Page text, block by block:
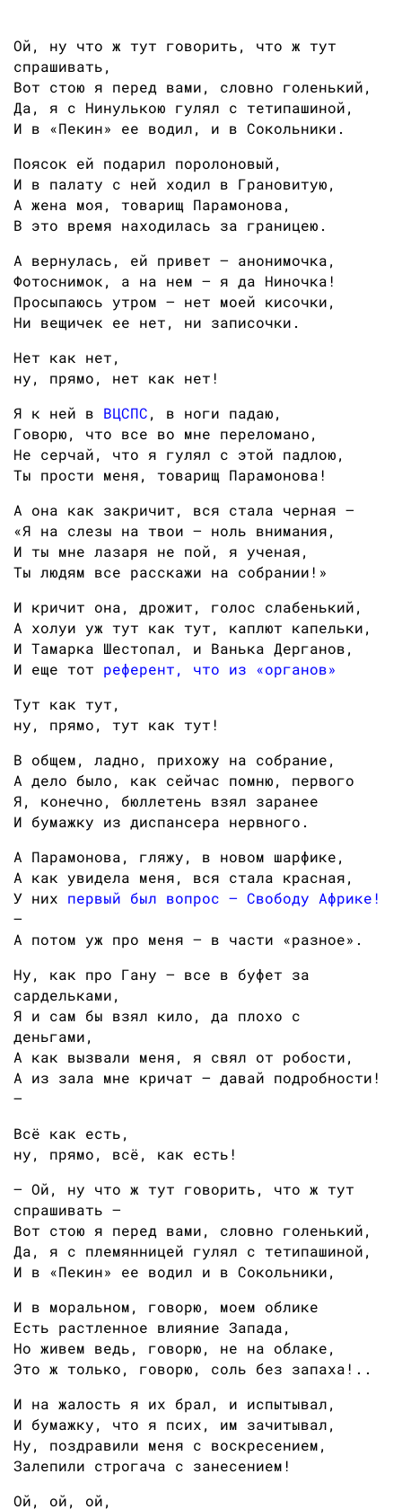
Ой, ну что ж тут говорить, что ж тут
спрашивать,
Вот стою я перед вами, словно голенький,
Да, я с Нинулькою гулял с тетипашиной,
И в «Пекин» ее водил, и в Сокольники.
Поясок ей подарил поролоновый,
И в палату с ней ходил в Грановитую,
А жена моя, товарищ Парамонова,
В это время находилась за границею.
А вернулась, ей привет — анонимочка,
Фотоснимок, а на нем — я да Ниночка!
Просыпаюсь утром — нет моей кисочки,
Ни вещичек ее нет, ни записочки.
Нет как нет,
ну, прямо, нет как нет!
Я к ней в ВЦСПС, в ноги падаю,
Говорю, что все во мне переломано,
Не серчай, что я гулял с этой падлою,
Ты прости меня, товарищ Парамонова!
А она как закричит, вся стала черная —
«Я на слезы на твои — ноль внимания,
И ты мне лазаря не пой, я ученая,
Ты людям все расскажи на собрании!»
И кричит она, дрожит, голос слабенький,
А холуи уж тут как тут, каплют капельки,
И Тамарка Шестопал, и Ванька Дерганов,
И еще тот референт, что из «органов»
Тут как тут,
ну, прямо, тут как тут!
В общем, ладно, прихожу на собрание,
А дело было, как сейчас помню, первого
Я, конечно, бюллетень взял заранее
И бумажку из диспансера нервного.
А Парамонова, гляжу, в новом шарфике,
А как увидела меня, вся стала красная,
У них первый был вопрос — Свободу Африке!
—
А потом уж про меня — в части «разное».
Ну, как про Гану — все в буфет за
сардельками,
Я и сам бы взял кило, да плохо с
деньгами,
А как вызвали меня, я свял от робости,
А из зала мне кричат — давай подробности!
—
Всё как есть,
ну, прямо, всё, как есть!
— Ой, ну что ж тут говорить, что ж тут
спрашивать —
Вот стою я перед вами, словно голенький,
Да, я с племянницей гулял с тетипашиной,
И в «Пекин» ее водил и в Сокольники,
И в моральном, говорю, моем облике
Есть растленное влияние Запада,
Но живем ведь, говорю, не на облаке,
Это ж только, говорю, соль без запаха!..
И на жалость я их брал, и испытывал,
И бумажку, что я псих, им зачитывал,
Ну, поздравили меня с воскресением,
Залепили строгача с занесением!
Ой, ой, ой,